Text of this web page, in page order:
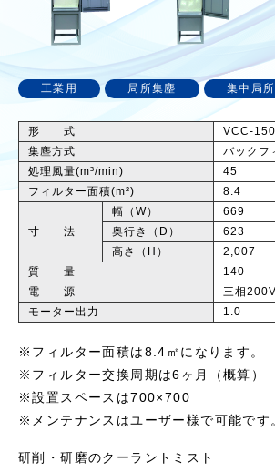
工業用 局所集塵 集中局
形 式
VCC-
集塵方式
バックフ
処理風量(m³/min)
45
フィルター面積(m²)
8.4
寸 法
幅（W）
669
奥行き（D）
623
高さ（H）
2,007
質 量
140
電 源
三相200V
モーター出力
1.0
※フィルター面積は8.4㎡になります。
※フィルター交換周期は6ヶ月（概算）
※設置スペースは700×700
※メンテナンスはユーザー様で可能です
研削・研磨のクーラントミスト